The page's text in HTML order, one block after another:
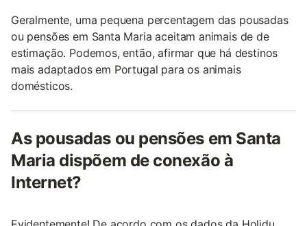
Geralmente, uma pequena percentagem das pousadas
ou pensões em Santa Maria aceitam animais de de
estimação. Podemos, então, afirmar que há destinos
mais adaptados em Portugal para os animais
domésticos.
As pousadas ou pensões em Santa
Maria dispõem de conexão à
Internet?